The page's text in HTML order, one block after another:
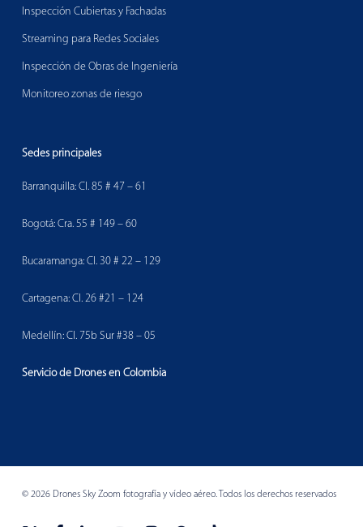
Inspección Cubiertas y Fachadas
Streaming para Redes Sociales
Inspección de Obras de Ingeniería
Monitoreo zonas de riesgo
Sedes principales
Barranquilla: Cl. 85 # 47 – 61
Bogotá: Cra. 55 # 149 – 60
Bucaramanga: Cl. 30 # 22 – 129
Cartagena: Cl. 26 #21 – 124
Medellín: Cl. 75b Sur #38 – 05
Servicio de Drones en Colombia
© 2026 Drones Sky Zoom fotografía y vídeo aéreo. Todos los derechos reservados